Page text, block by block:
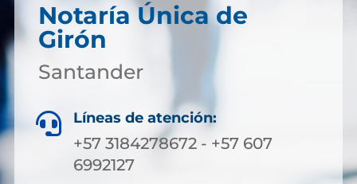
Notaría Única de
Girón
Santander
 Líneas de atención:
+57 3184278672 - +57 607
6992127